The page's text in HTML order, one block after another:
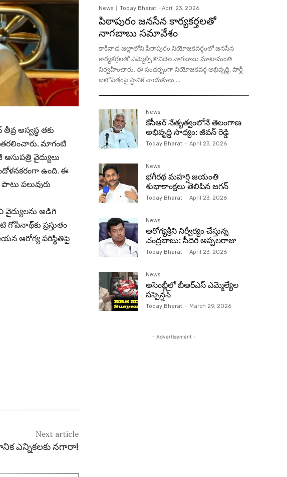
అస్వస్థ తకు
తరలించారు. మాగంటి
వైద్యులు
ఉంది. ఈ
పలువురు
వైద్యులను అడిగి
ప్రస్తుతం
ఆరోగ్య ప‌రిస్థితిపై
Next article
ఎన్నిక‌ల‌కు న‌గారా!
News Today Bharat - April 23, 2026
పిఠాపురం జనసేన కార్యకర్తలతో
నాగబాబు సమావేశం
కాకినాడ జిల్లాలోని పిఠాపురం నియోజకవర్గంలో జనసేన
కార్యకర్తలతో ఎమ్మెల్సీ కొనిదెల నాగబాబు మాటామంతి
నిర్వహించారు. ఈ సందర్భంగా నియోజకవర్గ అభివృద్ధి, పార్టీ
బలోపేతంపై స్థానిక నాయకులు,...
News
కేసీఆర్ నేతృత్వంలోనే తెలంగాణ
అభివృద్ధి సాధ్యం: జీవన్ రెడ్డి
Today Bharat - April 23, 2026
News
భగీరథ మహర్షి జయంతి
శుభాకాంక్షలు తెలిపిన జగన్‌
Today Bharat - April 23, 2026
News
ఆరోగ్యశ్రీని నిర్వీర్యం చేస్తున్న
చంద్రబాబు: సీదిరి అప్పలరాజు
Today Bharat - April 23, 2026
News
అసెంబ్లీలో బీఆర్‌ఎస్ ఎమ్మెల్యేల
సస్పెన్షన్‌
Today Bharat - March 29, 2026
- Advertisement -